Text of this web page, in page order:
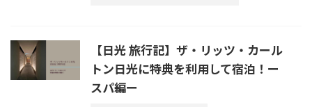
【日光 旅行記】ザ・リッツ・カール
トン日光に特典を利用して宿泊！ー
スパ編ー